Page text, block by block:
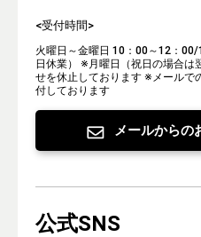
<受付時間>
火曜日～金曜日 10：00～12：
日休業）
※月曜日（祝日の場合は
せを休止しております ※メールで
付しております
メールからの
公式SNS